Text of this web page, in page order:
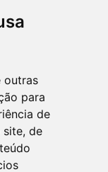
outras
para
de
site, de